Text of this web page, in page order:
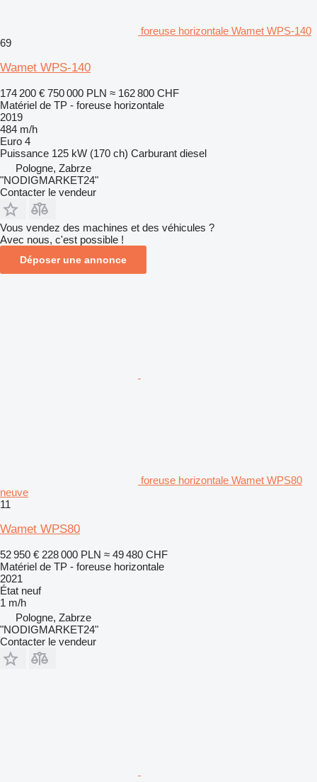
foreuse horizontale Wamet WPS-140
69
Wamet WPS-140
174 200 € 750 000 PLN ≈ 162 800 CHF
Matériel de TP - foreuse horizontale
2019
484 m/h
Euro 4
Puissance 125 kW (170 ch) Carburant diesel
Pologne, Zabrze
"NODIGMARKET24"
Contacter le vendeur
Vous vendez des machines et des véhicules ?
Avec nous, c'est possible !
Déposer une annonce
foreuse horizontale Wamet WPS80
neuve
11
Wamet WPS80
52 950 € 228 000 PLN ≈ 49 480 CHF
Matériel de TP - foreuse horizontale
2021
État neuf
1 m/h
Pologne, Zabrze
"NODIGMARKET24"
Contacter le vendeur